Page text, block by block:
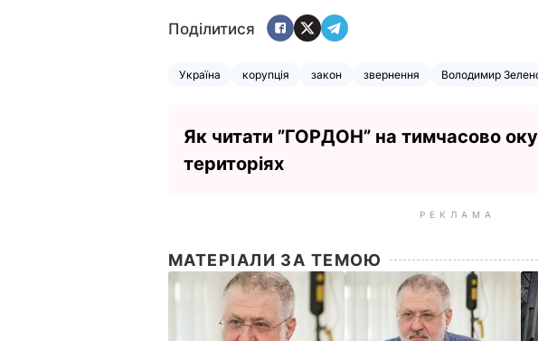
Поділитися
Україна корупція закон звернення Володимир
Як читати ”ГОРДОН” на тимчасово
територіях
РЕКЛАМА
МАТЕРІАЛИ ЗА ТЕМОЮ